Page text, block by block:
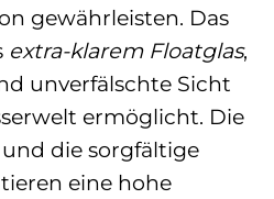
gewährleisten. Das
extra-klarem Floatglas,
unverfälschte Sicht
ermöglicht. Die
die sorgfältige
eine hohe